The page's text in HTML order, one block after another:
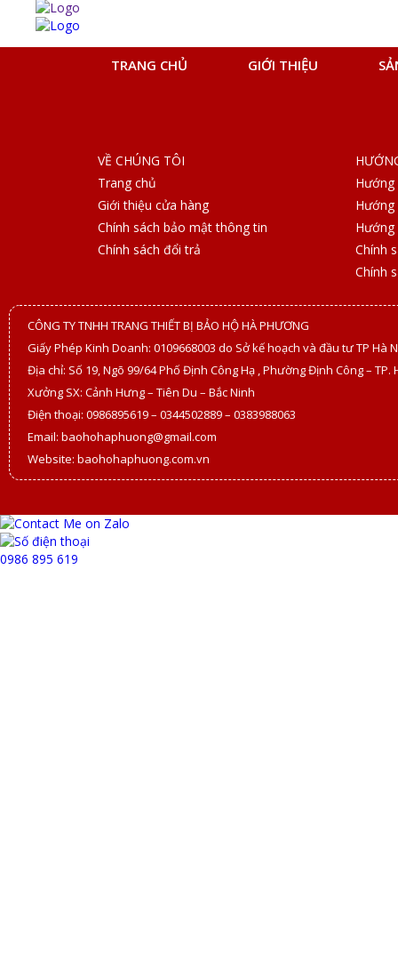
TRANG CHỦ GIỚI THIỆU
VỀ CHÚNG TÔI
Trang chủ
Giới thiệu cửa hàng
Chính sách bảo mật thông tin
Chính sách đổi trả
Hướng
Chính
Chính
CÔNG TY TNHH TRANG THIẾT BỊ BẢO HỘ HÀ PHƯƠNG
Giấy Phép Kinh Doanh: 0109668003 do Sở kế hoạch và đầu tư TP Hà
Địa chỉ: Số 19, Ngõ 99/64 Phố Định Công Hạ , Phường Định Công – TP.
Xưởng SX: Cảnh Hưng – Tiên Du – Bắc Ninh
Điện thoại: 0986895619 – 0344502889 – 0383988063
Email: baohohaphuong@gmail.com
Website: baohohaphuong.com.vn
0986 895 619